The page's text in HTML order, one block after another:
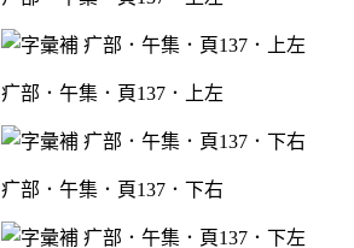
疒部．午集．頁137．上左
疒部．午集．頁137．下右